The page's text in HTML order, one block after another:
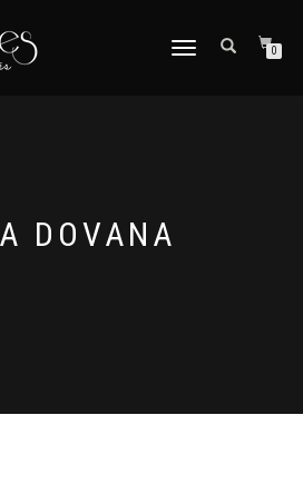
TOGGLE
0
DOVANA